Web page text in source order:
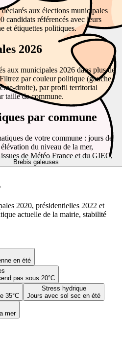
Brebis galeuses
en été
pas sous 20°C
35°C
Stress hydrique
Jours avec sol sec en été
mer
aux élections municipales
candidats référencés avec leurs
et étiquettes politiques.
2026
aux municipales 2026 dans plus de
par couleur politique (gauche,
droite), par profil territorial
taille de commune.
par commune
de votre commune : jours de
du niveau de la mer,
de Météo France et du GIEC,
2020, présidentielles 2022 et
actuelle de la mairie, stabilité